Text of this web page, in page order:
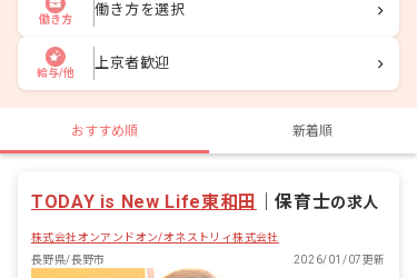
働き方
働き方を選択
給与/他
上京者歓迎
おすすめ順 新着順
TODAY is New Life東和田 ｜保育士の求人
株式会社オンアンドオン/オネストリィ株式会社
長野県/長野市
2026/01/07更新